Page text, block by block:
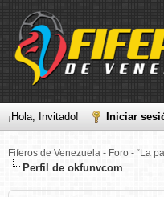
¡Hola, Invitado! Iniciar
Fiferos de Venezuela - Foro - “La
Perfil de okfunvcom